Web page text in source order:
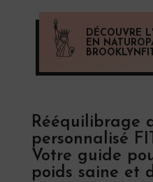
DÉCOUVRE
EN
BROOKLYNFIT
Rééquilibrage
personnalisé
Votre guide
poids saine et